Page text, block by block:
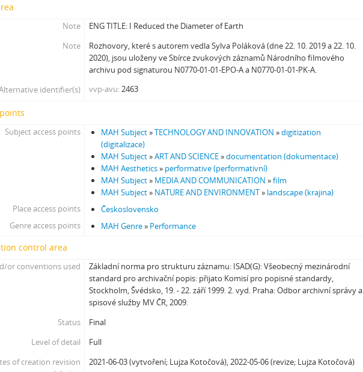
[Subseries] Psychodrama
[Subseries] Mumlava
[Subseries] Cesta
[Subseries] Braunův betlém
[Subseries] Milada
[Subseries] Možná
[Subseries] 28 stotín Synagógy
[Subseries] Parkovací smyčka
[Subseries] Otevřeno zavřeno otevřeno zavřeno...
[Subseries] Klatov
[Subseries] Jizvy, jiskry, jistoty
[Subseries] Painting
[Subseries] Malování do vzduchu
[Subseries] Virtuální opona
[Subseries] Grafika podzimu
[Subseries] Yes No Yes
[Subseries] Zrcadlo času
[Subseries] Abstraktní animace ze 60. let
Note
ENG TITLE: I Reduced the Diameter of Earth
Note
Rozhovory, které s autorem vedla Sylva Poláková (dne 22. 10. 2019 a 22. 10.
2020), jsou uloženy ve Sbírce zvukových záznamů Národního filmového
archivu pod signaturou N0770-01-01-EPO-A a N0770-01-01-PK-A.
identifier(s)
vvp-avu 2463
Subject access points MAH Subject»TECHNOLOGY AND INNOVATION »digitization
(digitalizace)
MAH Subject»ART AND SCIENCE»documentation (dokumentace)
MAH Aesthetics» performative (performativní)
MAH Subject» MEDIA AND COMMUNICATION »film
MAH Subject» NATURE AND ENVIRONMENT» landscape (krajina)
Place access points
Československo
Genre access points
MAH Genre» Performance
control area
or conventions used
Základní norma pro strukturu záznamu: ISAD(G): Všeobecný mezinárodní
standard pro archivační popis: přijato Komisí pro popisné standardy,
Stockholm, Švédsko, 19. - 22. září 1999. 2. vyd. Praha: Odbor archivní správy a
spisové služby MV ČR, 2009.
Status
Final
Level of detail
Full
of creation revision
2021-06-03 (vytvoření; Lujza Kotočová), 2022-05-06 (revize; Lujza Kotočová)